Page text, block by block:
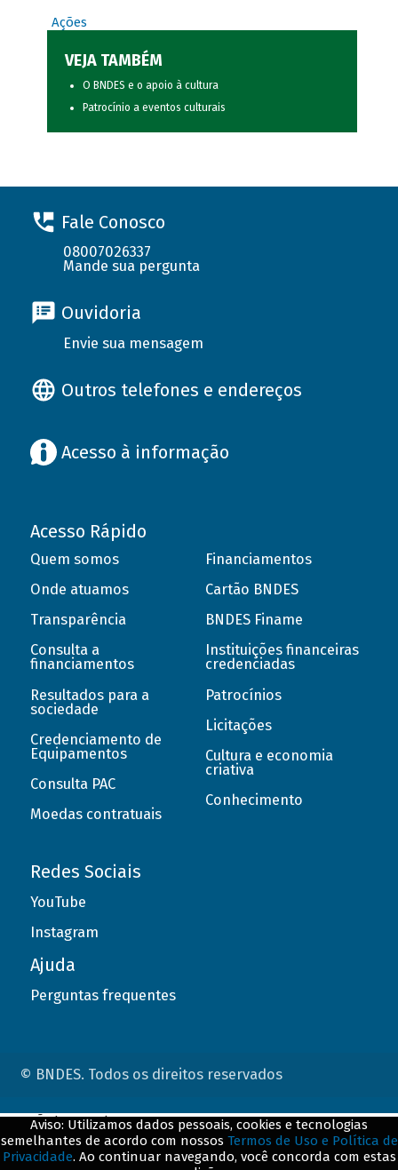
Ações
VEJA TAMBÉM
O BNDES e o apoio à cultura
Patrocínio a eventos culturais
Fale Conosco
08007026337
Mande sua pergunta
Ouvidoria
Envie sua mensagem
Outros telefones e endereços
Acesso à informação
Acesso Rápido
Quem somos
Onde atuamos
Transparência
Consulta a
financiamentos
Resultados para a
sociedade
Credenciamento de
Equipamentos
Consulta PAC
Moedas contratuais
Financiamentos
Cartão BNDES
BNDES Finame
Instituições financeiras
credenciadas
Patrocínios
Licitações
Cultura e economia
criativa
Conhecimento
Redes Sociais
YouTube
Instagram
Ajuda
Perguntas frequentes
© BNDES. Todos os direitos reservados
Aviso: Utilizamos dados pessoais, cookies e tecnologias
semelhantes de acordo com nossos Termos de Uso e Política de
Privacidade. Ao continuar navegando, você concorda com estas
ConteÃºdo complementar
${title}${badge}